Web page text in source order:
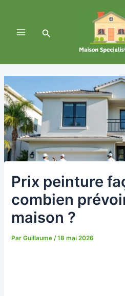
contenuMenuRechercher
Prix peinture
combien
maison ?
ParGuillaume/18 mai 2026
articles